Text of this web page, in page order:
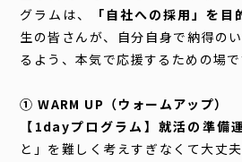
グラムは、
「自社への採用」を目
生の皆さんが、自分自身で納得の
るよう、本気で応援するための場で
① WARM UP（ウォームアップ）
【1dayプログラム】就活の準備
と」を難しく考えすぎなくて大丈